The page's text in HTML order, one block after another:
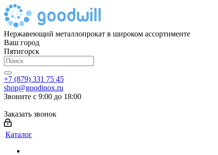
Нержавеющий металлопрокат в широком ассортименте
Ваш город
Пятигорск
+7 (879) 331 75 45
shop@goodinox.ru
Звоните с 9:00 до 18:00
Заказать звонок
Каталог